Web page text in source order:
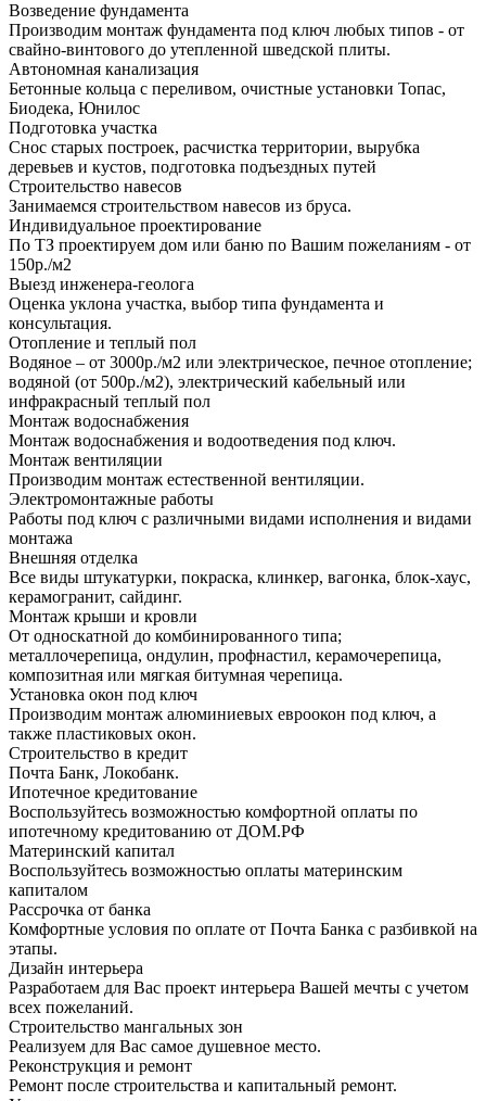
Возведение фундамента
Производим монтаж фундамента под ключ любых типов - от
свайно-винтового до утепленной шведской плиты.
Автономная канализация
Бетонные кольца с переливом, очистные установки Топас,
Биодека, Юнилос
Подготовка участка
Снос старых построек, расчистка территории, вырубка
деревьев и кустов, подготовка подъездных путей
Строительство навесов
Занимаемся строительством навесов из бруса.
Индивидуальное проектирование
По ТЗ проектируем дом или баню по Вашим пожеланиям - от
150р./м2
Выезд инженера-геолога
Оценка уклона участка, выбор типа фундамента и
консультация.
Отопление и теплый пол
Водяное – от 3000р./м2 или электрическое, печное отопление;
водяной (от 500р./м2), электрический кабельный или
инфракрасный теплый пол
Монтаж водоснабжения
Монтаж водоснабжения и водоотведения под ключ.
Монтаж вентиляции
Производим монтаж естественной вентиляции.
Электромонтажные работы
Работы под ключ с различными видами исполнения и видами
монтажа
Внешняя отделка
Все виды штукатурки, покраска, клинкер, вагонка, блок-хаус,
керамогранит, сайдинг.
Монтаж крыши и кровли
От односкатной до комбинированного типа;
металлочерепица, ондулин, профнастил, керамочерепица,
композитная или мягкая битумная черепица.
Установка окон под ключ
Производим монтаж алюминиевых евроокон под ключ, а
также пластиковых окон.
Строительство в кредит
Почта Банк, Локобанк.
Ипотечное кредитование
Воспользуйтесь возможностью комфортной оплаты по
ипотечному кредитованию от ДОМ.РФ
Материнский капитал
Воспользуйтесь возможностью оплаты материнским
капиталом
Рассрочка от банка
Комфортные условия по оплате от Почта Банка с разбивкой на
этапы.
Дизайн интерьера
Разработаем для Вас проект интерьера Вашей мечты с учетом
всех пожеланий.
Строительство мангальных зон
Реализуем для Вас самое душевное место.
Реконструкция и ремонт
Ремонт после строительства и капитальный ремонт.